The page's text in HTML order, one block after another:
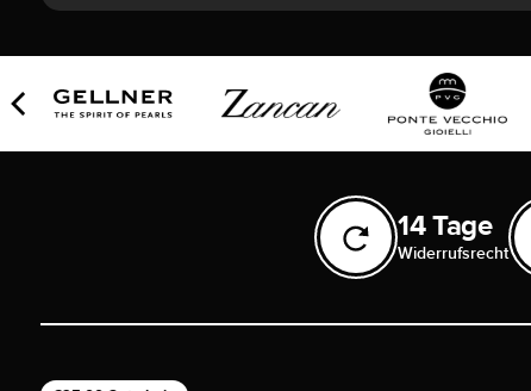
14 Tage
Widerrufsrecht